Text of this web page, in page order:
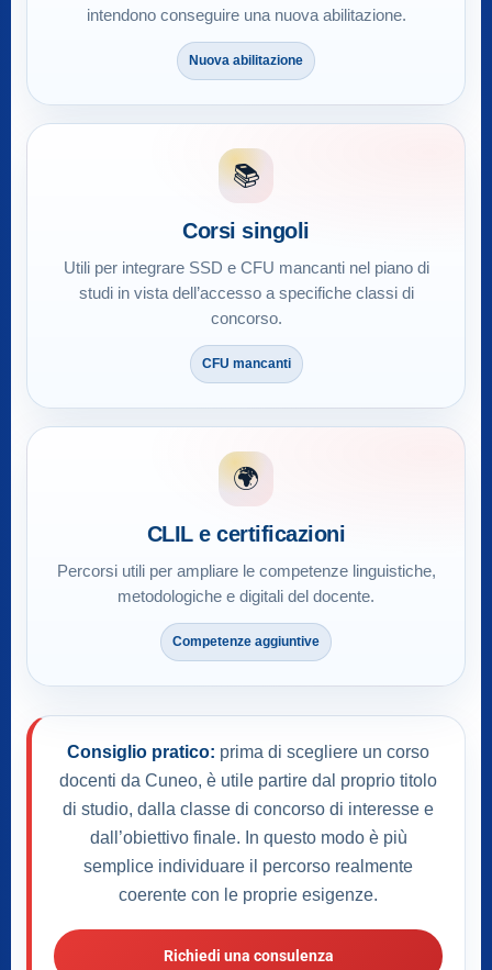
intendono conseguire una nuova abilitazione.
Nuova abilitazione
📚
Corsi singoli
Utili per integrare SSD e CFU mancanti nel piano di
studi in vista dell’accesso a specifiche classi di
concorso.
CFU mancanti
🌍
CLIL e certificazioni
Percorsi utili per ampliare le competenze linguistiche,
metodologiche e digitali del docente.
Competenze aggiuntive
Consiglio pratico: prima di scegliere un corso
docenti da Cuneo, è utile partire dal proprio titolo
di studio, dalla classe di concorso di interesse e
dall’obiettivo finale. In questo modo è più
semplice individuare il percorso realmente
coerente con le proprie esigenze.
Richiedi una consulenza